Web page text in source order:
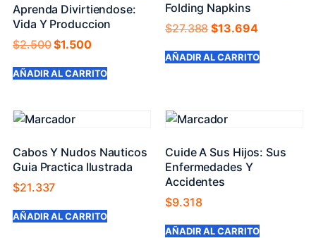
Aprenda Divirtiendose:
Vida Y Produccion
$2.500$1.500
AÑADIR AL CARRITO
Folding Napkins
$27.388$13.694
AÑADIR AL CARRITO
Cabos Y Nudos Nauticos
Guia Practica Ilustrada
$21.337
AÑADIR AL CARRITO
Cuide A Sus Hijos: Sus
Enfermedades Y
Accidentes
$9.318
AÑADIR AL CARRITO